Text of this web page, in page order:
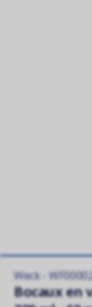
Weck -
Bocaux en